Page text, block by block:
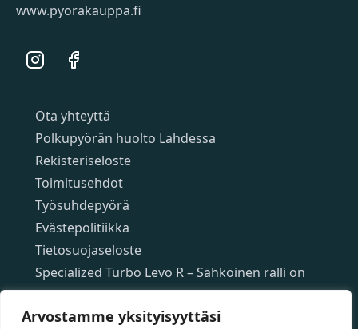
Arvostamme yksityisyyttäsi
www.pyorakauppa.fi
InstagramFacebook
SivutOta yhteyttä
Polkupyörän huolto Lahdessa
Rekisteriseloste
Toimitusehdot
Työsuhdepyörä
Evästepolitiikka
Tietosuojaseloste
Specialized Turbo Levo R – Sähköinen ralli on
täällä!
Specialized App – ilmainen mobiilisovellus